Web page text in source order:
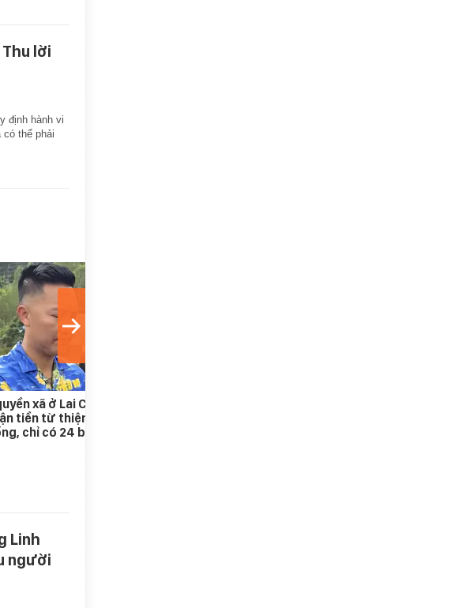
Thu lời
định hành vi
thể phải
xã ở Lai Châu không
tiền từ thiện của Huấn
chỉ có 24 bồn nước
Linh
người